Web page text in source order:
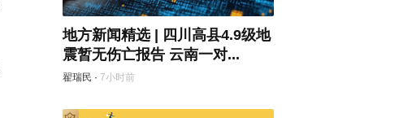
地方新闻精选 | 四川高县4.9级地
震暂无伤亡报告 云南一对...
翟瑞民 · 7小时前